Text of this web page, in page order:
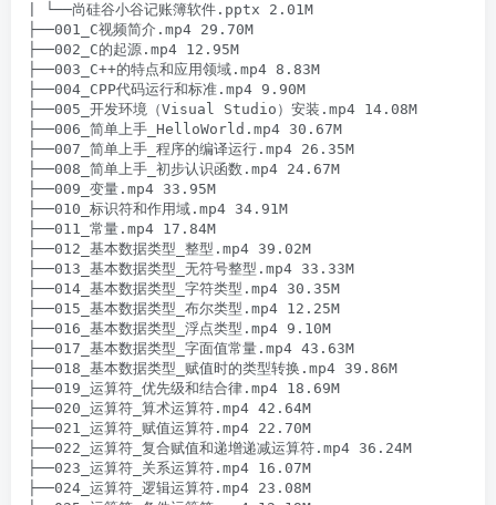
| └──尚硅谷小谷记账簿软件.pptx 2.01M
├──001_C视频简介.mp4 29.70M
├──002_C的起源.mp4 12.95M
├──003_C++的特点和应用领域.mp4 8.83M
├──004_CPP代码运行和标准.mp4 9.90M
├──005_开发环境（Visual Studio）安装.mp4 14.08M
├──006_简单上手_HelloWorld.mp4 30.67M
├──007_简单上手_程序的编译运行.mp4 26.35M
├──008_简单上手_初步认识函数.mp4 24.67M
├──009_变量.mp4 33.95M
├──010_标识符和作用域.mp4 34.91M
├──011_常量.mp4 17.84M
├──012_基本数据类型_整型.mp4 39.02M
├──013_基本数据类型_无符号整型.mp4 33.33M
├──014_基本数据类型_字符类型.mp4 30.35M
├──015_基本数据类型_布尔类型.mp4 12.25M
├──016_基本数据类型_浮点类型.mp4 9.10M
├──017_基本数据类型_字面值常量.mp4 43.63M
├──018_基本数据类型_赋值时的类型转换.mp4 39.86M
├──019_运算符_优先级和结合律.mp4 18.69M
├──020_运算符_算术运算符.mp4 42.64M
├──021_运算符_赋值运算符.mp4 22.70M
├──022_运算符_复合赋值和递增递减运算符.mp4 36.24M
├──023_运算符_关系运算符.mp4 16.07M
├──024_运算符_逻辑运算符.mp4 23.08M